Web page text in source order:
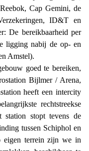
Cap Gemini, de
ID&T en
De bereikbaarheid per
ligging nabij de op- en
Amstel).
goed te bereiken,
Bijlmer / Arena,
heeft een intercity
rechtstreekse
station stopt tevens de
tussen Schiphol en
eigen terrein zijn we in